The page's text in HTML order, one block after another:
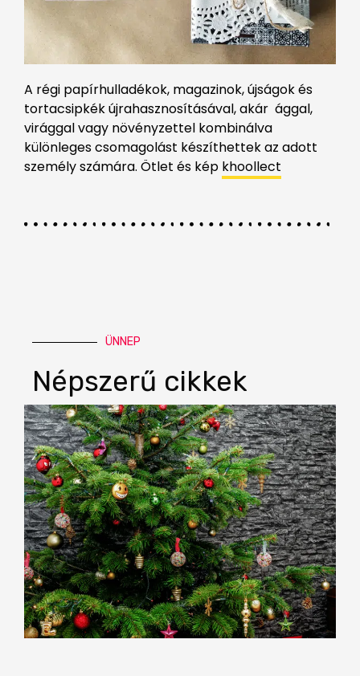
A régi papírhulladékok, magazinok, újságok és
tortacsipkék újrahasznosításával, akár ággal,
virággal vagy növényzettel kombinálva
különleges csomagolást készíthettek az adott
személy számára. Ötlet és kép khoollect
ÜNNEP
Népszerű cikkek